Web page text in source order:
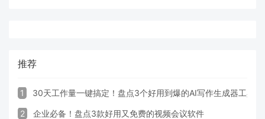
推荐
1 30天工作量一键搞定！盘点3个好用到爆的AI写作生成器工具
2 企业必备！盘点3款好用又免费的视频会议软件